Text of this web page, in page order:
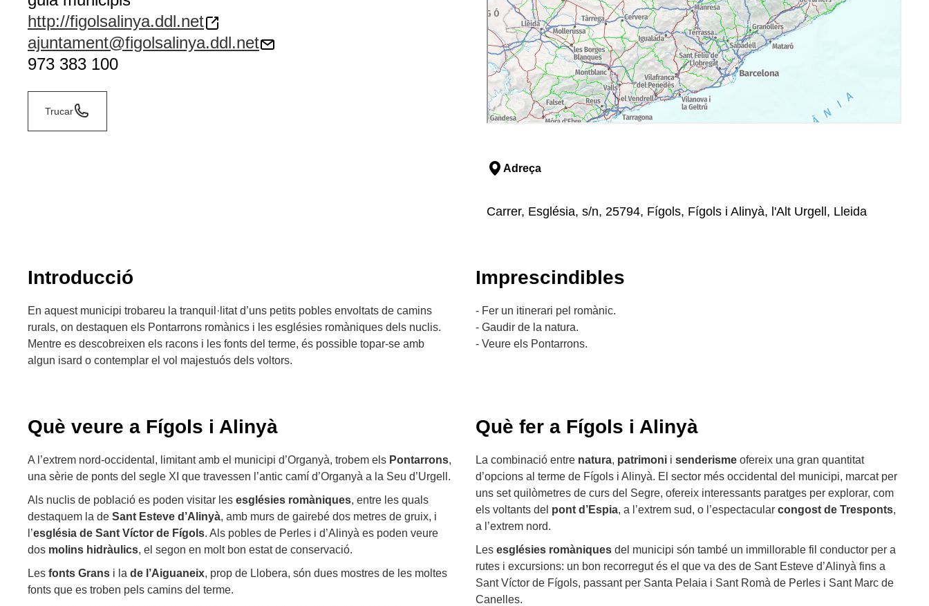
http://figolsalinya.ddl.net
ajuntament@figolsalinya.ddl.net
973 383 100
Trucar
Adreça
Carrer, Església, s/n, 25794, Fígols, Fígols i Alinyà, l'Alt Urgell, Lleida
Introducció
En aquest municipi trobareu la tranquil·litat d’uns petits pobles envoltats de camins
rurals, on destaquen els Pontarrons romànics i les esglésies romàniques dels nuclis.
Mentre es descobreixen els racons i les fonts del terme, és possible topar-se amb
algun isard o contemplar el vol majestuós dels voltors.
Imprescindibles
- Fer un itinerari pel romànic.
- Gaudir de la natura.
- Veure els Pontarrons.
Què veure a Fígols i Alinyà
A l’extrem nord-occidental, limitant amb el municipi d’Organyà, trobem els Pontarrons,
una sèrie de ponts del segle XI que travessen l’antic camí d’Organyà a la Seu d’Urgell.
Als nuclis de població es poden visitar les esglésies romàniques, entre les quals
destaquem la de Sant Esteve d’Alinyà, amb murs de gairebé dos metres de gruix, i
l’església de Sant Víctor de Fígols. Als pobles de Perles i d’Alinyà es poden veure
dos molins hidràulics, el segon en molt bon estat de conservació.
Les fonts Grans i la de l’Aiguaneix, prop de Llobera, són dues mostres de les moltes
fonts que es troben pels camins del terme.
Què fer a Fígols i Alinyà
La combinació entre natura, patrimoni i senderisme ofereix una gran quantitat
d’opcions al terme de Fígols i Alinyà. El sector més occidental del municipi, marcat per
uns set quilòmetres de curs del Segre, ofereix interessants paratges per explorar, com
els voltants del pont d’Espia, a l’extrem sud, o l’espectacular congost de Tresponts,
a l’extrem nord.
Les esglésies romàniques del municipi són també un immillorable fil conductor per a
rutes i excursions: un bon recorregut és el que va des de Sant Esteve d’Alinyà fins a
Sant Víctor de Fígols, passant per Santa Pelaia i Sant Romà de Perles i Sant Marc de
Canelles.